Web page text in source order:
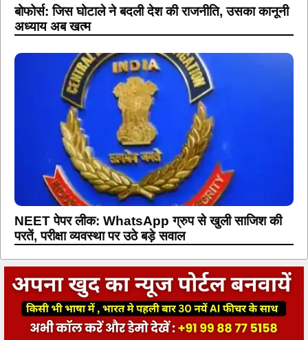
बोफोर्स: जिस घोटाले ने बदली देश की राजनीति, उसका कानूनी
अध्याय अब खत्म
NEET पेपर लीक: WhatsApp ग्रुप से खुली साजिश की
परतें, परीक्षा व्यवस्था पर उठे बड़े सवाल